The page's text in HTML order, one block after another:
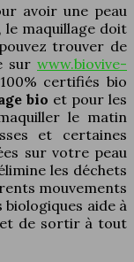
avoir une peau
le maquillage doit
trouver de
sur www.biovive-
certifiés bio
bio et pour les
le matin
et certaines
sur votre peau
les déchets
mouvements
aide à
de sortir à tout